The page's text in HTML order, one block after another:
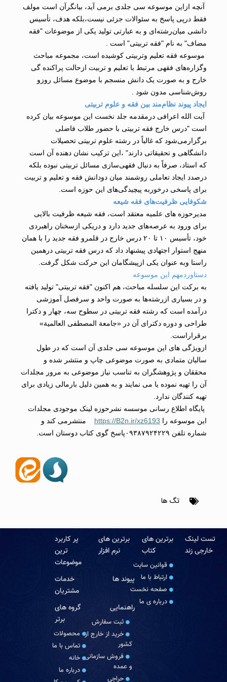
آنچه ازاین موسوعه سی جلدی برمی آید، بیانگرآن است مولف
فقط درپی پاسخ به سئوالات جزئی نیست،بلکه هدف، تأسیس
دانشی میان‌رشته‌ای و به عبارتی تولید یکی از موضوعات "فقه
مضاف" به نام "فقه تربیتی" است .
موسوعه فقه تعلیم وتربیتی کوشیده است، مجموعه مباحث
وگزاره‌های فقهی مرتبط با تعلیم و تربیت ازحالت پراکنده گی
خارج و به صورت یک دانش منسجم با موضوع مسائل روزو
روش‌شناسی مدون شود .
ایجاد پیوند نظام‌مند بین فقه و علوم تربیتی
آیت الله اعرافی درمقدمه جلد نخست این موسوعه بیان کرده
است "درس خارج فقه تربیتی با حضور طلاب فاضلی
برگزارمی‌شود که غالباً در رشته علوم تربیتی تحصیلات
دانشگاهی و تحقیقاتی دارند" ،این ترکیب نشان دهنده آن است
که استاد، صرفاً به دنبال فقهی‌سازی مسائل تربیتی نبوده بلکه
درصدد ایجاد تعاملی روشمند میان دودانش فقه و تعلیم و تربیت
برای پاسخی درخوربه پیچیدگی‌های این حوزه است.
شکوفایی ظرفیت‌های فقه شیعه
مدیرحوزه های علمیه معتقد است، فقه شیعه ظرفیت بالایی
برای ورود به عرصه‌های جدید دارد و دریکی ازسخنان راهبردی
خود، تأسیس ۱۰ تا ۲۰ درس خارج در قلمرو فقه جدید را با همان
منهج استوار اجتهادی پیشنهاد داد که درس فقه تربیتی درهمین
راستا وبه عنوان یکی ازپیشگامان این حرکت شکل گرفت.
دستاوردمهم این موسوعه
به برکت این سلسله مباحث، هم اکنون "فقه تربیتی" تولید یافته
و در بسیاری ازرشته‌ها به صورت واحد و سرفصل آموزشی
درآمده است که رشته فقه تربیتی در سطوح سه، چهار و دکترا
طراحی و دوره دکترای آن در «جامعة المصطفى العالمیة»
برقراراست.
ازویژگی های این موسوعه سی جلدی آن است که در طول
سالیان متمادی به صورت موضوعی چاپ و منتشر شده و
محققان و پژوهشگران به تناسب نیاز موضوعی به مرور مجلدات
آن را تهیه نموده یا می نمایند و به همین دلیل بارمالی زیادی برای
تهیه کنندگان ندارد.
پایگاه اطلاع رسانی موسسه نشرحوزه لینک موجودی مجلدات
این موسوعه را https://B2n.ir/xz6193
منتشرمی کند و
شماره تلفن ۰۹۳۸۷۹۲۴۲۲۹پاسخ گوی کتاب دوستان است.
تگ ها
تست لینک
خارجی زند
برترین های
کتاب
قوانین سایت
ارتباط با ما
صفحه نخست
درباره‏ ی ما
برترین های
نرم افزار
پر کاربرد
ترین
موضوعات
پیوند ها
خدمات
مشتریان
راهنمایی
ثبت سفارش
خرید از خارج از
کشور
فروش سازمانی
و عمده
حراجی
گروه های
برتر
محصولات
تماس با ما
خانه
درباره ما